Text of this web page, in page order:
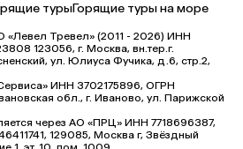
турыГорящие туры на море
Тревел» (2011 - 2026) ИНН
123056, г. Москва, вн.тер.г.
ул. Юлиуса Фучика, д.6, стр.2,
ИНН 3702175896, ОГРН
обл., г. Иваново, ул. Парижской
через АО «ПРЦ» ИНН 7718696387,
129085, Москва г, Звёздный